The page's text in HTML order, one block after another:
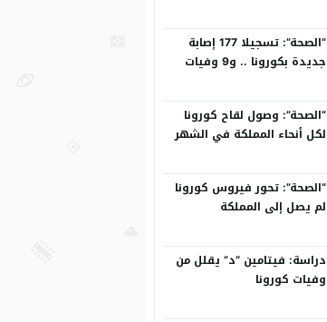
“الصحة”: تسجيلا 177 إصابة
جديدة بكورونا .. و9 وفيات
“الصحة”: وصول لقاح كورونا
لكل أنحاء المملكة في الشهر
“الصحة”: تحور فيروس كورونا
لم يصل إلى المملكة
دراسة: فيتامين “د” يقلل من
وفيات كورونا